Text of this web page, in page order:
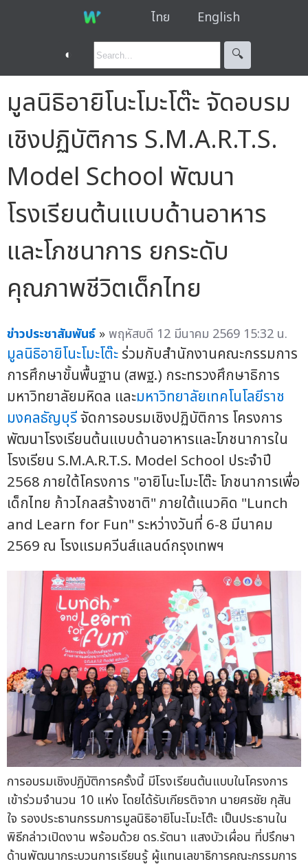
ไทย English
◐ 🔍︎
มูลนิธิอายิโนะโมะโต๊ะ จัดอบรม
เชิงปฏิบัติการ S.M.A.R.T.S.
Model School พัฒนา
โรงเรียนต้นแบบด้านอาหาร
และโภชนาการ ยกระดับ
คุณภาพชีวิตเด็กไทย
ข่าวประชาสัมพันธ์ »พฤหัสบดี 12 มีนาคม 2569 15:32 น.
มูลนิธิอายิโนะโมะโต๊ะร่วมกับสำนักงานคณะกรรมการ
การศึกษาขั้นพื้นฐาน (สพฐ.) กระทรวงศึกษาธิการ
มหาวิทยาลัยมหิดล และมหาวิทยาลัยเทคโนโลยีราช
มงคลธัญบุรีจัดการอบรมเชิงปฏิบัติการ โครงการ
พัฒนาโรงเรียนต้นแบบด้านอาหารและโภชนาการใน
โรงเรียน S.M.A.R.T.S. Model School ประจำปี
2568 ภายใต้โครงการ "อายิโนะโมะโต๊ะ โภชนาการเพื่อ
เด็กไทย ก้าวไกลสร้างชาติ" ภายใต้แนวคิด "Lunch
and Learn for Fun" ระหว่างวันที่ 6-8 มีนาคม
2569 ณ โรงแรมควีนส์แลนด์กรุงเทพฯ
การอบรมเชิงปฏิบัติการครั้งนี้ มีโรงเรียนต้นแบบในโครงการ
เข้าร่วมจำนวน 10 แห่ง โดยได้รับเกียรติจาก นายศรชัย กุสัน
ใจ รองประธานกรรมการมูลนิธิอายิโนะโมะโต๊ะ เป็นประธานใน
พิธีกล่าวเปิดงาน พร้อมด้วย ดร.รัตนา แสงบัวเผื่อน ที่ปรึกษา
ด้านพัฒนากระบวนการเรียนรู้ ผู้แทนเลขาธิการคณะกรรมการ